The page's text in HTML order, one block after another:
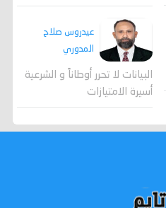
عيدروس صلاح
المدوري
البيانات لا تحرر أوطاناً و الشرعية
أسيرة الامتيازات